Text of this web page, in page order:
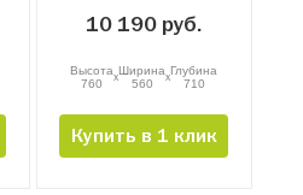
10 190 руб.
Высота
760
xШирина
560
xГлубина
710
Купить в 1 клик